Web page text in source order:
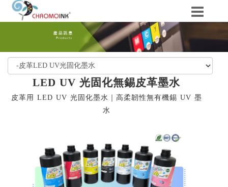
LED UV 光固化無錫皮革墨水
皮革用 LED UV 光固化墨水｜高柔韌性無有機錫 UV 墨
水